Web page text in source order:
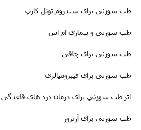
طب سوزنى برای سندروم تونل کارپ
طب سوزنی و بیماری ام اس
طب سوزنى برای چاقی
طب سوزنی برای فیبرومیالژی
اثر طب سوزني برای درمان درد های قاعدگی
طب سوزني برای آرتروز